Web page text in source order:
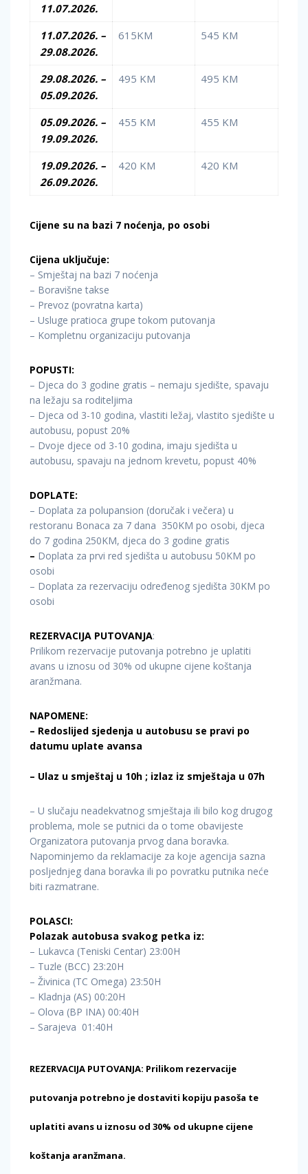
11.07.2026.
11.07.2026. –
29.08.2026.
615KM 545 KM
29.08.2026. –
05.09.2026.
495 KM 495 KM
05.09.2026. –
19.09.2026.
455 KM 455 KM
19.09.2026. –
26.09.2026.
420 KM 420 KM
Cijene su na bazi 7 noćenja, po osobi
Cijena uključuje:
– Smještaj na bazi 7 noćenja
– Boravišne takse
– Prevoz (povratna karta)
– Usluge pratioca grupe tokom putovanja
– Kompletnu organizaciju putovanja
POPUSTI:
– Djeca do 3 godine gratis – nemaju sjedište, spavaju
na ležaju sa roditeljima
– Djeca od 3-10 godina, vlastiti ležaj, vlastito sjedište u
autobusu, popust 20%
– Dvoje djece od 3-10 godina, imaju sjedišta u
autobusu, spavaju na jednom krevetu, popust 40%
DOPLATE:
– Doplata za polupansion (doručak i večera) u
restoranu Bonaca za 7 dana 350KM po osobi, djeca
do 7 godina 250KM, djeca do 3 godine gratis
– Doplata za prvi red sjedišta u autobusu 50KM po
osobi
– Doplata za rezervaciju određenog sjedišta 30KM po
osobi
REZERVACIJA PUTOVANJA:
Prilikom rezervacije putovanja potrebno je uplatiti
avans u iznosu od 30% od ukupne cijene koštanja
aranžmana.
NAPOMENE:
– Redoslijed sjedenja u autobusu se pravi po
datumu uplate avansa
– Ulaz u smještaj u 10h ; izlaz iz smještaja u 07h
– U slučaju neadekvatnog smještaja ili bilo kog drugog
problema, mole se putnici da o tome obavijeste
Organizatora putovanja prvog dana boravka.
Napominjemo da reklamacije za koje agencija sazna
posljednjeg dana boravka ili po povratku putnika neće
biti razmatrane.
POLASCI:
Polazak autobusa svakog petka iz:
– Lukavca (Teniski Centar) 23:00H
– Tuzle (BCC) 23:20H
– Živinica (TC Omega) 23:50H
– Kladnja (AS) 00:20H
– Olova (BP INA) 00:40H
– Sarajeva 01:40H
REZERVACIJA PUTOVANJA: Prilikom rezervacije
putovanja potrebno je dostaviti kopiju pasoša te
uplatiti avans u iznosu od 30% od ukupne cijene
koštanja aranžmana.